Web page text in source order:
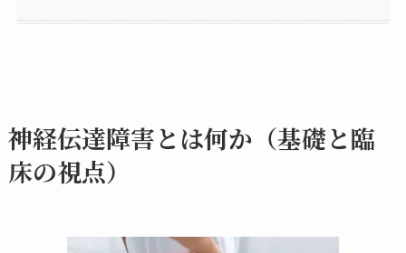
神経伝達障害とは何か（基礎と臨
床の視点）